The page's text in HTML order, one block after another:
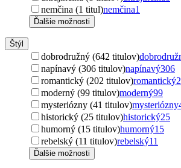
nemčina (1 titul)nemčina1
Ďalšie možnosti
Štýl
dobrodružný (642 titulov)
napínavý (306 titulov)napínavý306
romantický (202 titulov)romantický
moderný (99 titulov)moderný99
mysteriózny (41 titulov)mysteriózny
historický (25 titulov)historický25
humorný (15 titulov)humorný15
rebelský (11 titulov)rebelský11
Ďalšie možnosti